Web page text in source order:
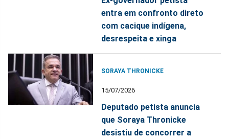
entra em confronto direto
com cacique indígena,
desrespeita e xinga
SORAYA THRONICKE
15/07/2026
Deputado petista anuncia
que Soraya Thronicke
desistiu de concorrer a